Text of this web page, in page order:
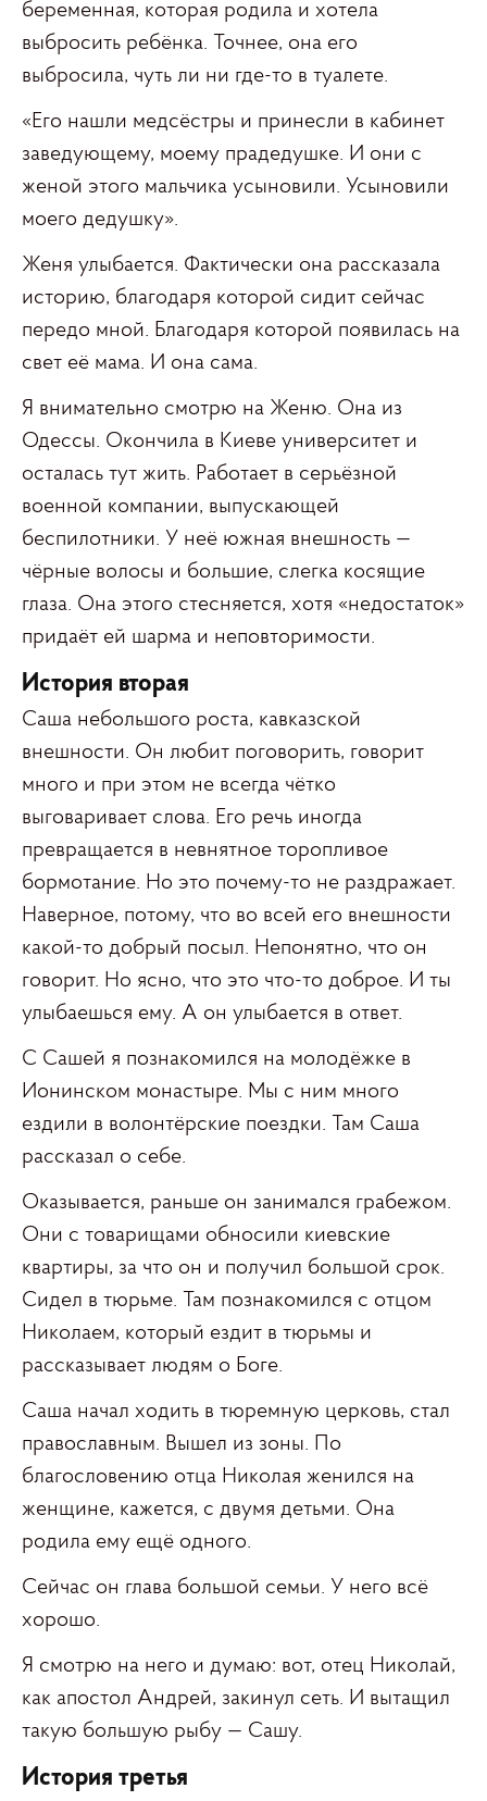
беременная, которая родила и хотела
выбросить ребёнка. Точнее, она его
выбросила, чуть ли ни где-то в туалете.
«Его нашли медсёстры и принесли в кабинет
заведующему, моему прадедушке. И они с
женой этого мальчика усыновили. Усыновили
моего дедушку».
Женя улыбается. Фактически она рассказала
историю, благодаря которой сидит сейчас
передо мной. Благодаря которой появилась на
свет её мама. И она сама.
Я внимательно смотрю на Женю. Она из
Одессы. Окончила в Киеве университет и
осталась тут жить. Работает в серьёзной
военной компании, выпускающей
беспилотники. У неё южная внешность —
чёрные волосы и большие, слегка косящие
глаза. Она этого стесняется, хотя «недостаток»
придаёт ей шарма и неповторимости.
История вторая
Саша небольшого роста, кавказской
внешности. Он любит поговорить, говорит
много и при этом не всегда чётко
выговаривает слова. Его речь иногда
превращается в невнятное торопливое
бормотание. Но это почему-то не раздражает.
Наверное, потому, что во всей его внешности
какой-то добрый посыл. Непонятно, что он
говорит. Но ясно, что это что-то доброе. И ты
улыбаешься ему. А он улыбается в ответ.
С Сашей я познакомился на молодёжке в
Ионинском монастыре. Мы с ним много
ездили в волонтёрские поездки. Там Саша
рассказал о себе.
Оказывается, раньше он занимался грабежом.
Они с товарищами обносили киевские
квартиры, за что он и получил большой срок.
Сидел в тюрьме. Там познакомился с отцом
Николаем, который ездит в тюрьмы и
рассказывает людям о Боге.
Саша начал ходить в тюремную церковь, стал
православным. Вышел из зоны. По
благословению отца Николая женился на
женщине, кажется, с двумя детьми. Она
родила ему ещё одного.
Сейчас он глава большой семьи. У него всё
хорошо.
Я смотрю на него и думаю: вот, отец Николай,
как апостол Андрей, закинул сеть. И вытащил
такую большую рыбу — Сашу.
История третья